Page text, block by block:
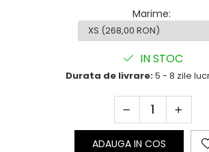
Marime:
IN STOC
Durata de livrare:5 - 8 zile
ADAUGA IN COS